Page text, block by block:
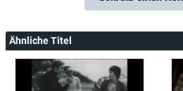
Ähnliche Titel